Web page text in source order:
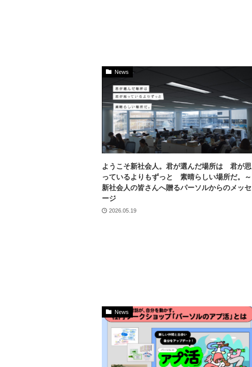
News
ようこそ新社会人。君が選んだ場所は 君が思
っているよりもずっと 素晴らしい場所だ。～
新社会人の皆さんへ贈るパーソルからのメッセ
ージ
2026.05.19
News